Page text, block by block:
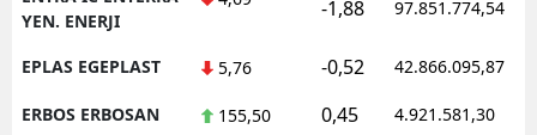
YEN. ENERJI
-1,88 97.851.774,54
EPLAS EGEPLAST 5,76 -0,52 42.866.095,87
ERBOS ERBOSAN 155,50 0,45 4.921.581,30